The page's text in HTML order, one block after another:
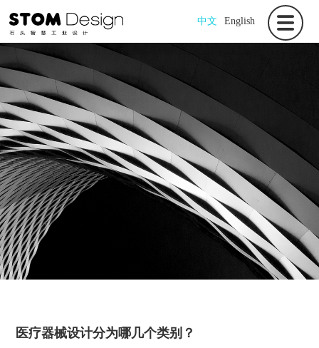
中文 English
医疗器械设计分为哪几个类别？